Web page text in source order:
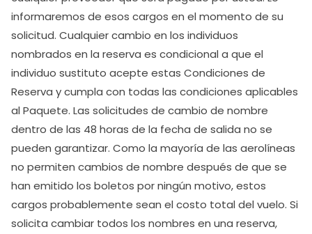
informaremos de esos cargos en el momento de su
solicitud. Cualquier cambio en los individuos
nombrados en la reserva es condicional a que el
individuo sustituto acepte estas Condiciones de
Reserva y cumpla con todas las condiciones aplicables
al Paquete. Las solicitudes de cambio de nombre
dentro de las 48 horas de la fecha de salida no se
pueden garantizar. Como la mayoría de las aerolíneas
no permiten cambios de nombre después de que se
han emitido los boletos por ningún motivo, estos
cargos probablemente sean el costo total del vuelo. Si
solicita cambiar todos los nombres en una reserva,